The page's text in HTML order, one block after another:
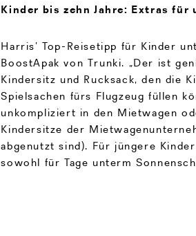
Kinder bis zehn Jahre: Extras für
Harris’ Top-Reisetipp für Kinder
BoostApak von Trunki. „Der ist
Kindersitz und Rucksack, den die
Spielsachen fürs Flugzeug füllen
unkompliziert in den Mietwagen
Kindersitze der
abgenutzt sind). Für jüngere
sowohl für Tage unterm